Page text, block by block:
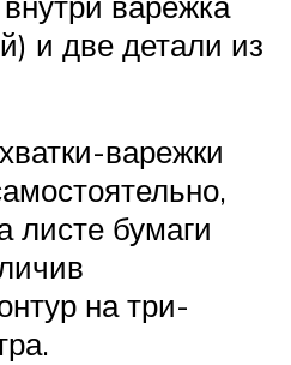
и две детали из
варежки
листе бумаги
на три-